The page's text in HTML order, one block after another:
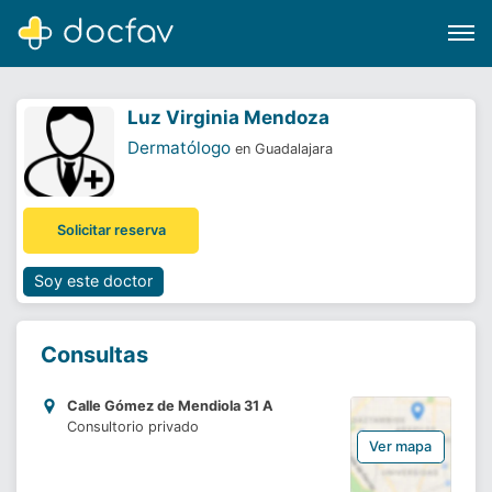
Software para clínicas
¿Eres un doctor?
Luz Virginia Mendoza
Dermatólogo en Guadalajara
Solicitar reserva
Soy este doctor
Consultas
Calle Gómez de Mendiola 31 A
Consultorio privado
Ver mapa